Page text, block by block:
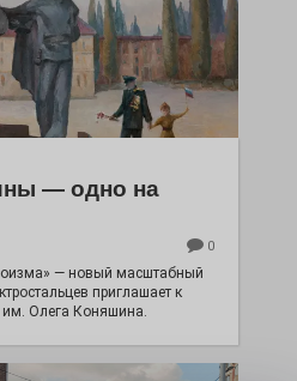
— одно на
0
— новый масштабный
приглашает к
Олега Коняшина.